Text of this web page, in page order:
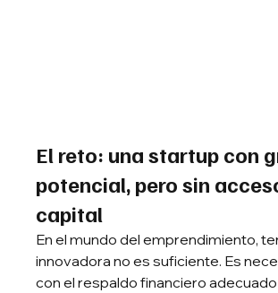
El reto: una startup con
potencial, pero sin
capital
En el mundo del emprendimiento,
innovadora no es suficiente. Es
con el respaldo financiero